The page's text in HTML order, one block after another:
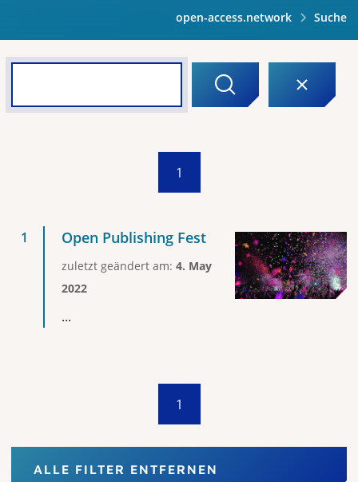
open-access.network Suche
1
Open Publishing Fest
zuletzt geändert am: 4. May
2022
...
1
ALLE FILTER ENTFERNEN